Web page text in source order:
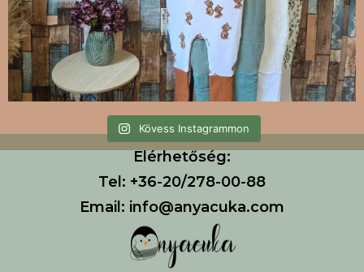
Kövess Instagrammon
Elérhetőség:
Tel: +36-20/278-00-88
Email: info@anyacuka.com